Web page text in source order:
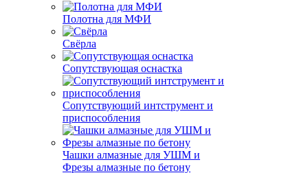
Полотна для МФИ
Свёрла
Сопутствующая оснастка
Сопутствующий интструмент и
приспособления
Чашки алмазные для УШМ и
Фрезы алмазные по бетону